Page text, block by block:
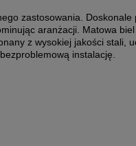
zastosowania. Doskonale
aranżacji. Matowa
z wysokiej jakości stali,
instalację.